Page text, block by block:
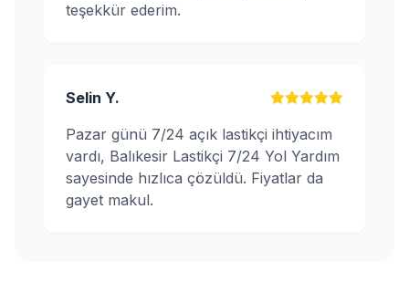
teşekkür ederim.
Selin Y.
Pazar günü 7/24 açık lastikçi ihtiyacım
vardı, Balıkesir Lastikçi 7/24 Yol Yardım
sayesinde hızlıca çözüldü. Fiyatlar da
gayet makul.